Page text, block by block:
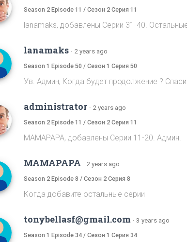
Season 2 Episode 11 / Сезон 2 Серия 11
lanamaks, добавлены Серии 31-40.
lanamaks · 2 years ago
Season 1 Episode 50 / Сезон 1 Серия 50
Ув. Админ, Когда будет продолжение ?
administrator · 2 years ago
Season 2 Episode 11 / Сезон 2 Серия 11
MAMAPAPA, добавлены Серии 11-20. Админ.
MAMAPAPA · 2 years ago
Season 2 Episode 8 / Сезон 2 Серия 8
Когда добавите остальные серии
tonybellasf@gmail.com · 3 years ago
Season 1 Episode 34 / Сезон 1 Серия 34